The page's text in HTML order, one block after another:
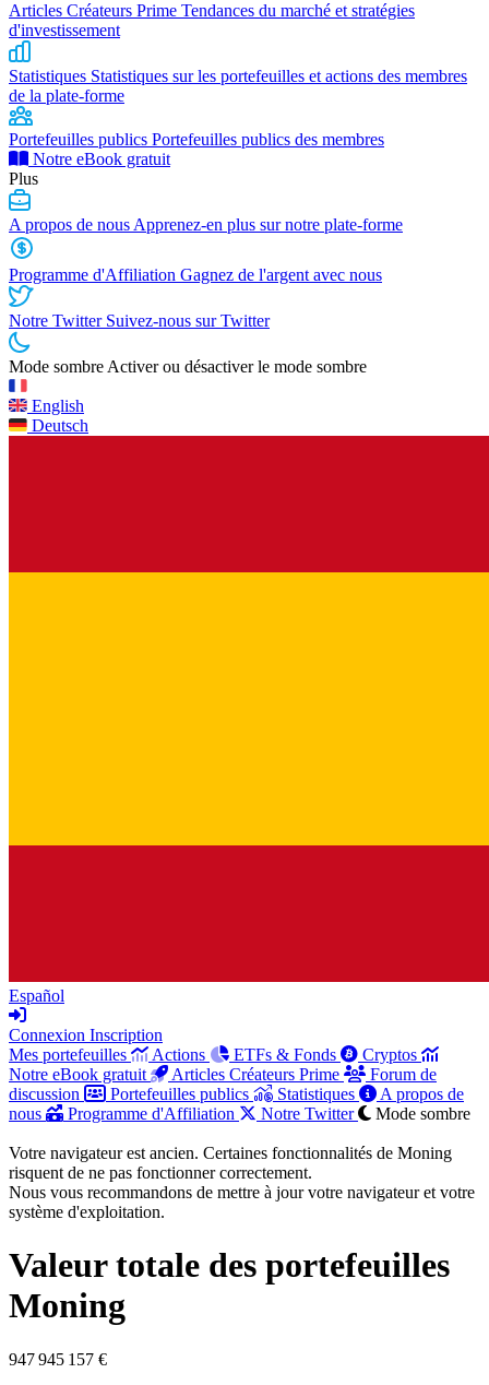
Articles Créateurs Prime Tendances du marché et stratégies
d'investissement
Statistiques Statistiques sur les portefeuilles et actions des membres
de la plate-forme
Portefeuilles publics Portefeuilles publics des membres
Notre eBook gratuit
Plus
A propos de nous Apprenez-en plus sur notre plate-forme
Programme d'Affiliation Gagnez de l'argent avec nous
Notre Twitter Suivez-nous sur Twitter
Mode sombre Activer ou désactiver le mode sombre
English
Deutsch
Español
Connexion Inscription
Mes portefeuilles
Actions ETFs & Fonds
Cryptos
Notre eBook gratuit
Articles Créateurs Prime
Forum de
discussion
Portefeuilles publics Statistiques
A propos de
nous
Programme d'Affiliation Notre Twitter Mode sombre
Votre navigateur est ancien. Certaines fonctionnalités de Moning
risquent de ne pas fonctionner correctement.
Nous vous recommandons de mettre à jour votre navigateur et votre
système d'exploitation.
Valeur totale des portefeuilles
Moning
947 945 157 €